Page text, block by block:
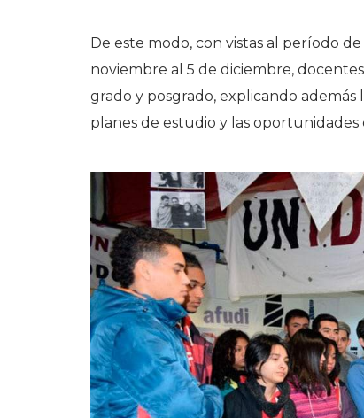
De este modo, con vistas al período
noviembre al 5 de diciembre,
grado y posgrado, explicando
planes de estudio y las